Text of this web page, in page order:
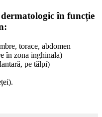
în funcție
torace, abdomen
în zona inghinala)
pe tălpi)